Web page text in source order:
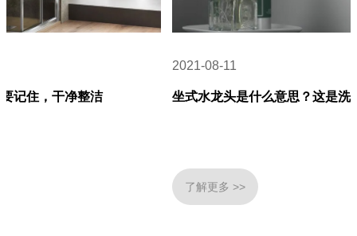
坐式水龙头是什么意思？这是洗脸盆上常见的水龙头